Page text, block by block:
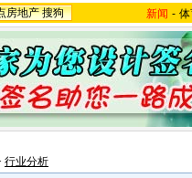
房地产 搜狗 新闻 -
行业分析